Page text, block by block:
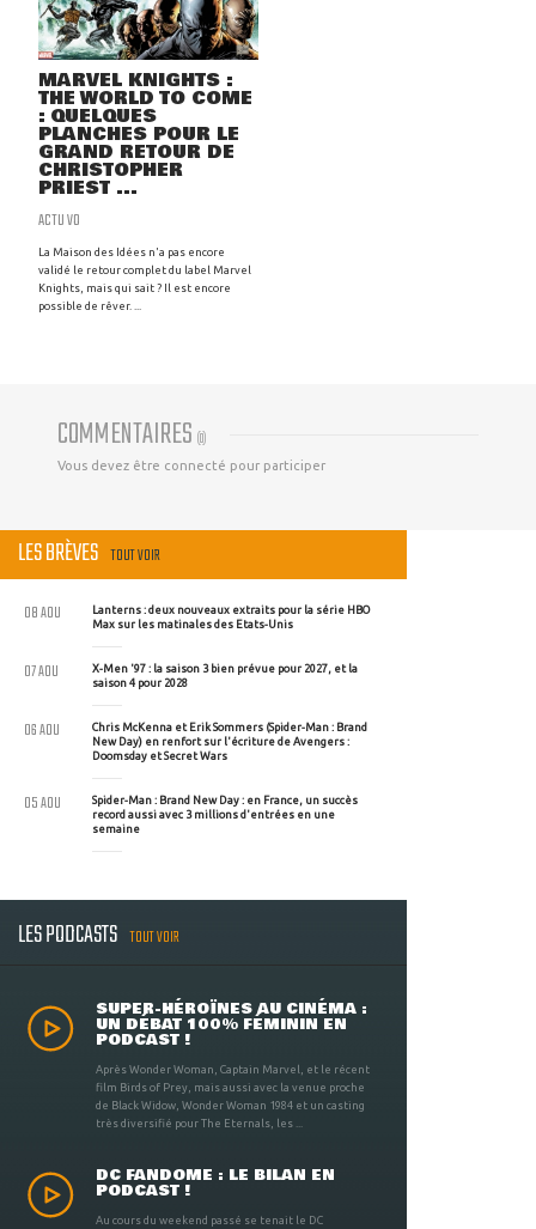
MARVEL KNIGHTS :
THE WORLD TO COME
: QUELQUES
PLANCHES POUR LE
GRAND RETOUR DE
CHRISTOPHER
PRIEST ...
ACTU VO
La Maison des Idées n'a pas encore
validé le retour complet du label Marvel
Knights, mais qui sait ? Il est encore
possible de rêver. ...
COMMENTAIRES (0)
Vous devez être connecté pour participer
LES BRÈVES TOUT VOIR
Lanterns : deux nouveaux extraits pour la série HBO
Max sur les matinales des Etats-Unis
08 AOU
X-Men '97 : la saison 3 bien prévue pour 2027, et la
saison 4 pour 2028
07 AOU
Chris McKenna et Erik Sommers (Spider-Man : Brand
New Day) en renfort sur l'écriture de Avengers :
Doomsday et Secret Wars
06 AOU
Spider-Man : Brand New Day : en France, un succès
record aussi avec 3 millions d'entrées en une
semaine
05 AOU
LES PODCASTS TOUT VOIR
SUPER-HÉROÏNES AU CINÉMA :
UN DÉBAT 100% FÉMININ EN
PODCAST !
Après Wonder Woman, Captain Marvel, et le récent
film Birds of Prey, mais aussi avec la venue proche
de Black Widow, Wonder Woman 1984 et un casting
très diversifié pour The Eternals, les ...
DC FANDOME : LE BILAN EN
PODCAST !
Au cours du weekend passé se tenait le DC